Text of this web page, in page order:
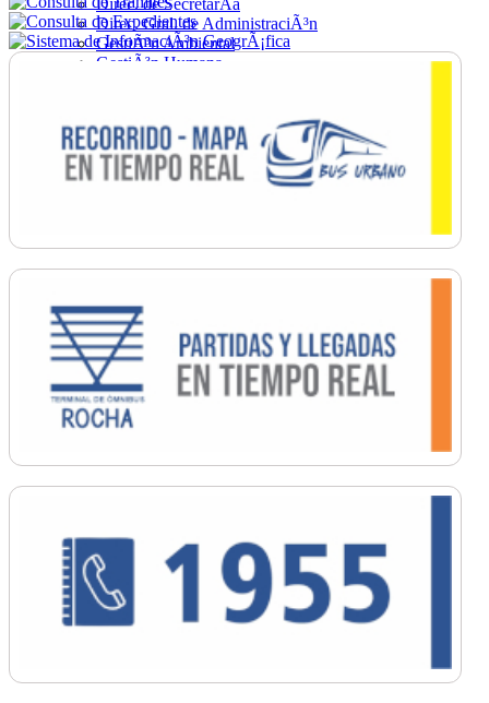
Direc. de SecretarÃ­a
Direc. Gral. de AdministraciÃ³n
GestiÃ³n Ambiental
GestiÃ³n Humana
Ordenamiento
PromociÃ³n Social
Salud
SecretarÃ­a General